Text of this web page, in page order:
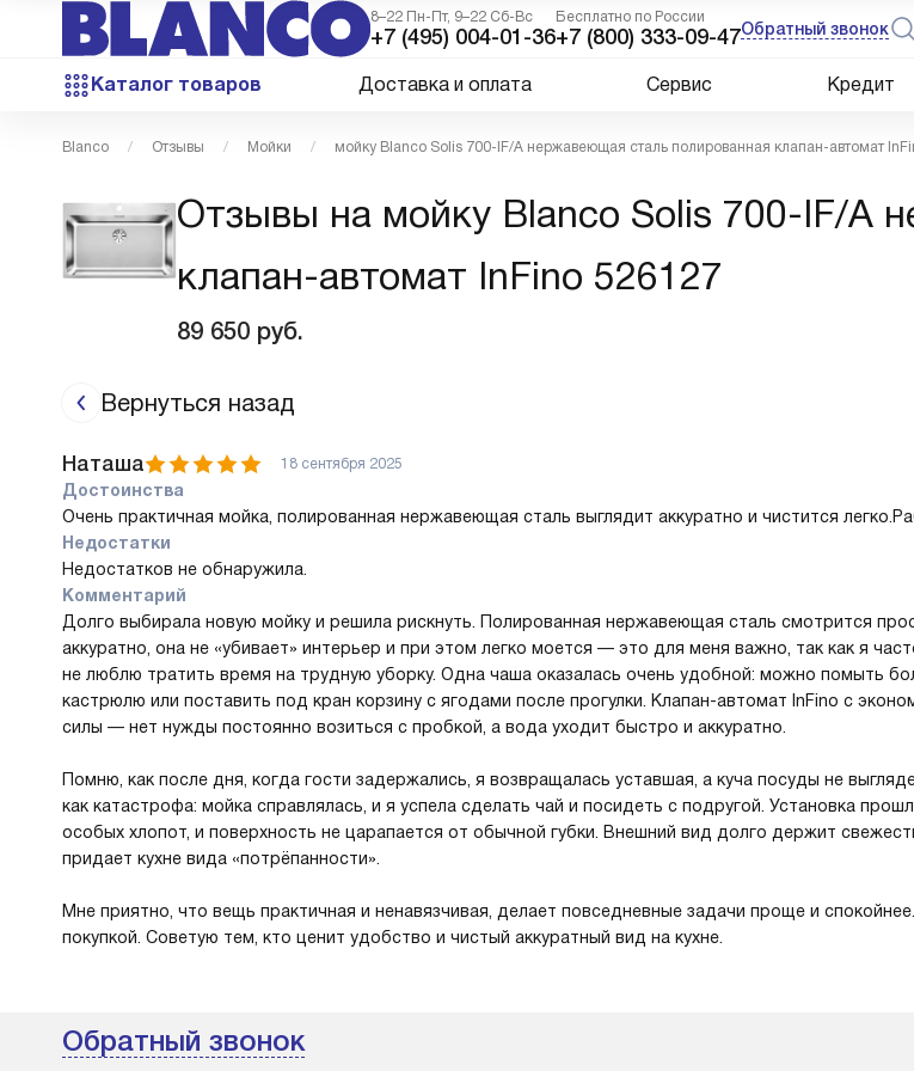
8–22 Пн-Пт, 9–22 Сб-Вс
+7 (495) 004-01-36
Бесплатно по России
+7 (800) 333-09-47Обратный звонок
Каталог товаров Доставка и оплата Сервис Кредит
Blanco Отзывы Мойки мойку Blanco Solis 700-IF/A нержавеющая сталь полированная клапан-автомат
Отзывы на мойку Blanco Solis 700-IF/A
клапан-автомат InFino 526127
89 650 руб.
Вернуться назад
Наташа 18 сентября 2025
Достоинства
Очень практичная мойка, полированная нержавеющая сталь выглядит аккуратно и чистится
Недостатки
Недостатков не обнаружила.
Комментарий
Долго выбирала новую мойку и решила рискнуть. Полированная нержавеющая сталь смотрится
аккуратно, она не «убивает» интерьер и при этом легко моется — это для меня важно, так как я
не люблю тратить время на трудную уборку. Одна чаша оказалась очень удобной: можно помыть
кастрюлю или поставить под кран корзину с ягодами после прогулки. Клапан-автомат InFino с
силы — нет нужды постоянно возиться с пробкой, а вода уходит быстро и аккуратно.
Помню, как после дня, когда гости задержались, я возвращалась уставшая, а куча посуды не
как катастрофа: мойка справлялась, и я успела сделать чай и посидеть с подругой. Установка
особых хлопот, и поверхность не царапается от обычной губки. Внешний вид долго держит
придает кухне вида «потрёпанности».
Мне приятно, что вещь практичная и ненавязчивая, делает повседневные задачи проще и
покупкой. Советую тем, кто ценит удобство и чистый аккуратный вид на кухне.
Обратный звонок